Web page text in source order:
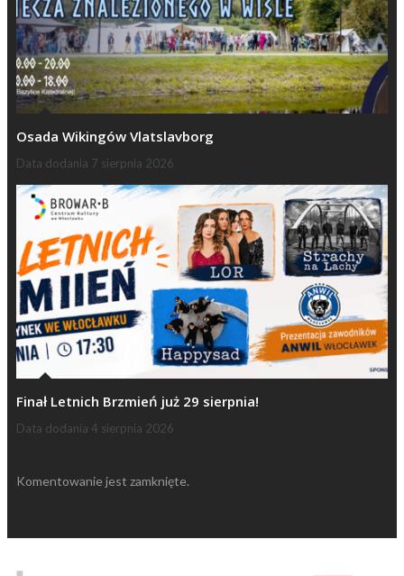
Osada Wikingów Vlatslavborg
Data dodania 7 sierpnia 2026
Finał Letnich Brzmień już 29 sierpnia!
Data dodania 4 sierpnia 2026
Komentowanie jest zamknięte.